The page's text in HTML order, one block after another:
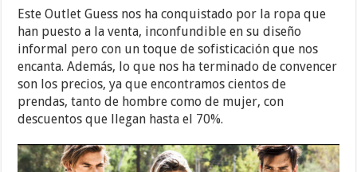
Este Outlet Guess nos ha conquistado por la ropa que
han puesto a la venta, inconfundible en su diseño
informal pero con un toque de sofisticación que nos
encanta. Además, lo que nos ha terminado de convencer
son los precios, ya que encontramos cientos de
prendas, tanto de hombre como de mujer, con
descuentos que llegan hasta el 70%.